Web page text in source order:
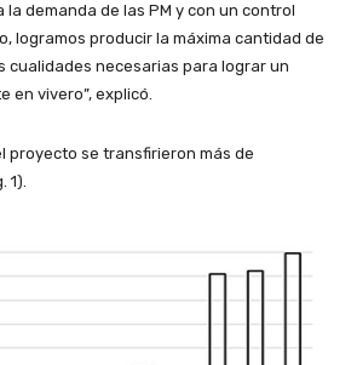
demanda de las PM y con un control
logramos producir la máxima cantidad de
cualidades necesarias para lograr un
en vivero”, explicó.
proyecto se transfirieron más de
1).